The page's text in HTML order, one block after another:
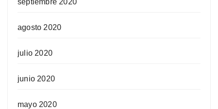
agosto 2020
julio 2020
junio 2020
mayo 2020